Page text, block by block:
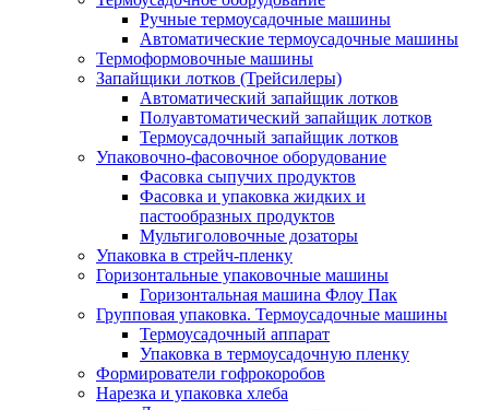
Ручные термоусадочные машины
Автоматические термоусадочные машины
Термоформовочные машины
Запайщики лотков (Трейсилеры)
Автоматический запайщик лотков
Полуавтоматический запайщик лотков
Термоусадочный запайщик лотков
Упаковочно-фасовочное оборудование
Фасовка сыпучих продуктов
Фасовка и упаковка жидких и
пастообразных продуктов
Мультиголовочные дозаторы
Упаковка в стрейч-пленку
Горизонтальные упаковочные машины
Горизонтальная машина Флоу Пак
Групповая упаковка. Термоусадочные машины
Термоусадочный аппарат
Упаковка в термоусадочную пленку
Формирователи гофрокоробов
Нарезка и упаковка хлеба